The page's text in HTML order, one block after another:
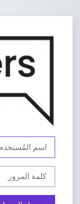
اسم المُستخدم أو